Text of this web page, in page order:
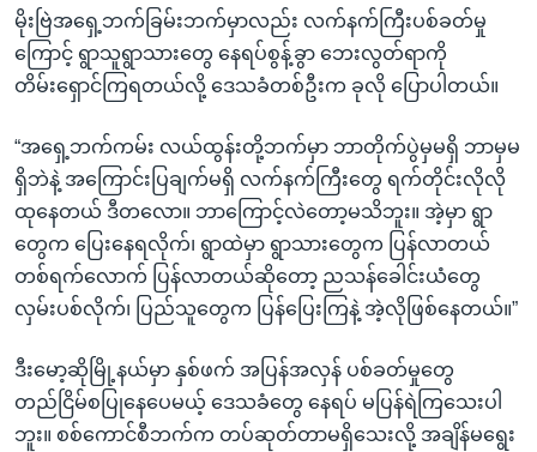
မိုးဗြဲအရှေ့ဘက်ခြမ်းဘက်မှာလည်း လက်နက်ကြီးပစ်ခတ်မှု
ကြောင့် ရွာသူရွာသားတွေ နေရပ်စွန့်ခွာ ဘေးလွတ်ရာကို
တိမ်းရှောင်ကြရတယ်လို့ ဒေသခံတစ်ဦးက ခုလို ပြောပါတယ်။
“အရှေ့ဘက်ကမ်း လယ်ထွန်းတို့ဘက်မှာ ဘာတိုက်ပွဲမှမရှိ ဘာမှမ
ရှိဘဲနဲ့ အကြောင်းပြချက်မရှိ လက်နက်ကြီးတွေ ရက်တိုင်းလိုလို
ထုနေတယ် ဒီတလော။ ဘာကြောင့်လဲတော့မသိဘူး။ အဲ့မှာ ရွာ
တွေက ပြေးနေရလိုက်၊ ရွာထဲမှာ ရွာသားတွေက ပြန်လာတယ်
တစ်ရက်လောက် ပြန်လာတယ်ဆိုတော့ ညသန်ခေါင်းယံတွေ
လှမ်းပစ်လိုက်၊ ပြည်သူတွေက ပြန်ပြေးကြနဲ့ အဲ့လိုဖြစ်နေတယ်။”
ဒီးမော့ဆိုမြို့နယ်မှာ နှစ်ဖက် အပြန်အလှန် ပစ်ခတ်မှုတွေ
တည်ငြိမ်စပြုနေပေမယ့် ဒေသခံတွေ နေရပ် မပြန်ရဲကြသေးပါ
ဘူး။ စစ်ကောင်စီဘက်က တပ်ဆုတ်တာမရှိသေးလို့ အချိန်မရွေး